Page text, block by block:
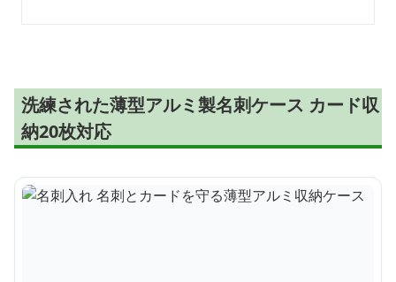
洗練された薄型アルミ製名刺ケース カード収
納20枚対応